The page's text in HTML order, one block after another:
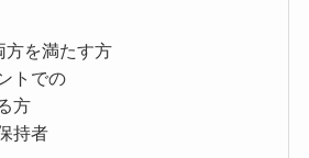
方を満たす方
トでの
方
持者